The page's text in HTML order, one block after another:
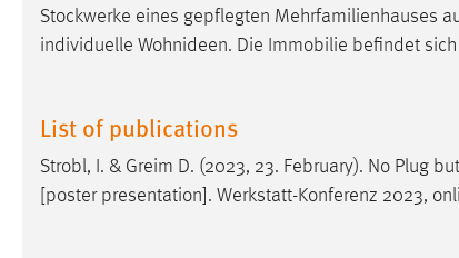
Stockwerke eines gepflegten Mehrfamilienhauses
individuelle Wohnideen. Die Immobilie befindet
List of publications
Strobl, I. & Greim D. (2023, 23. February). No Plug
[poster presentation]. Werkstatt-Konferenz 2023,